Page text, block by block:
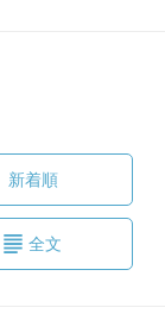
新着順
全文